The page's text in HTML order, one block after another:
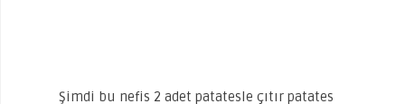
Şimdi bu nefis 2 adet patatesle çıtır patates